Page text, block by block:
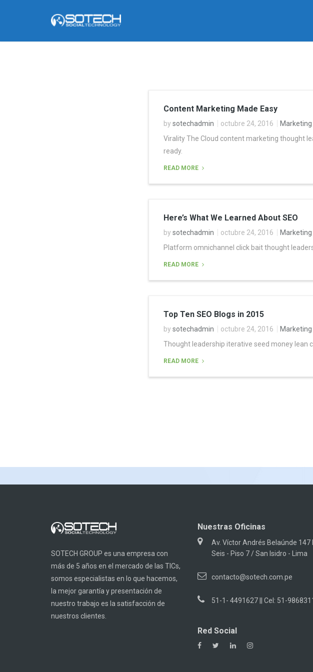
Content Marketing Made Easy
by sotechadmin octubre 24, 2016
Marketing
Virality The Cloud content marketing thought
ready.
READ MORE
Here’s What We Learned About SEO
by sotechadmin octubre 24, 2016
Marketing
Platform omnichannel click bait thought
READ MORE
Top Ten SEO Blogs in 2015
by sotechadmin octubre 24, 2016
Marketing
Thought leadership iterative seed money lean
READ MORE
SOTECH GROUP es una empresa con
más de 5 años en el mercado de las TICs,
somos especialistas en lo que hacemos,
la mejor garantía y presentación de
nuestro trabajo es la satisfacción de
nuestros clientes.
Nuestras Oficinas
Av. Víctor Andrés Belaúnde 147
Seis - Piso 7 / San Isidro - Lima
contacto@sotech.com.pe
51-1- 4491627 || Cel: 51-
Red Social